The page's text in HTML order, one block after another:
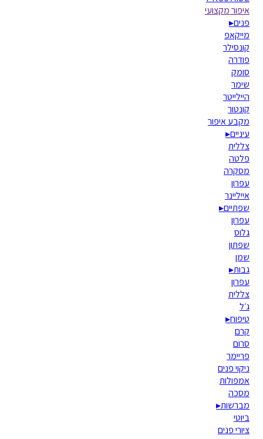
איפור מקצועי
פנים▸
מייקאפ
קונסילר
פודרה
סומק
שימר
היילייטר
קונטור
מקבע איפור
עיניים▸
צללית
פלטה
מסקרה
עפרון
אייליינר
שפתיים▸
עפרון
גלוס
שפתון
שמן
גבות▸
עפרון
צללית
ג׳ל
טיפוח▸
קרם
סרום
פריימר
ניקוי פנים
אמפולות
מסכה
מברשות▸
ביוטי
ציורי פנים